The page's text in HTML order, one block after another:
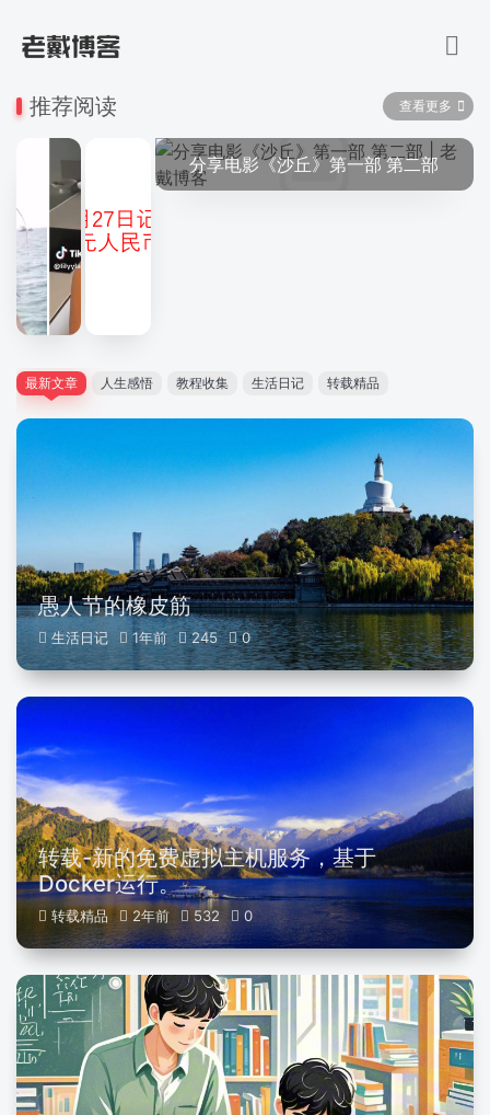
推荐阅读 查看更多
分享电影《沙丘》第一部 第二部
最新文章 人生感悟 教程收集 生活日记 转载精品
愚人节的橡皮筋
生活日记 1年前 245 0
转载-新的免费虚拟主机服务，基于
Docker运行。
转载精品 2年前 532 0